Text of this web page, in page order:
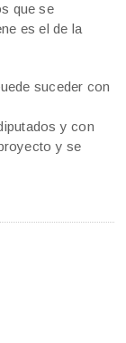
que se
es el de la
suceder con
y con
y se